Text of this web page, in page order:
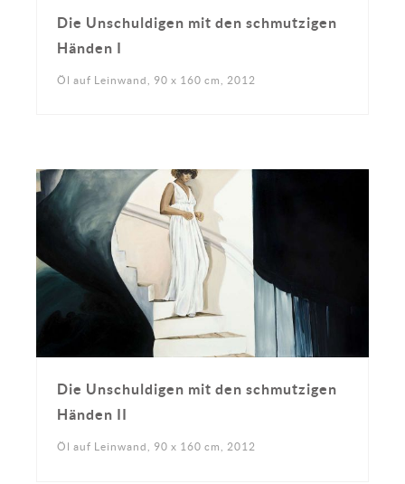
Die Unschuldigen mit den schmutzigen
Händen I
Öl auf Leinwand, 90 x 160 cm, 2012
Die Unschuldigen mit den schmutzigen
Händen II
Öl auf Leinwand, 90 x 160 cm, 2012